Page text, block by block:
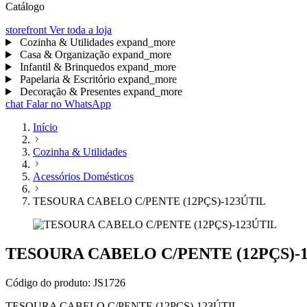
Catálogo
storefront Ver toda a loja
Cozinha & Utilidades expand_more
Casa & Organização expand_more
Infantil & Brinquedos expand_more
Papelaria & Escritório expand_more
Decoração & Presentes expand_more
chat Falar no WhatsApp
Início
Cozinha & Utilidades
Acessórios Domésticos
TESOURA CABELO C/PENTE (12PÇS)-123ÚTIL
TESOURA CABELO C/PENTE (12PÇS)-
Código do produto: JS1726